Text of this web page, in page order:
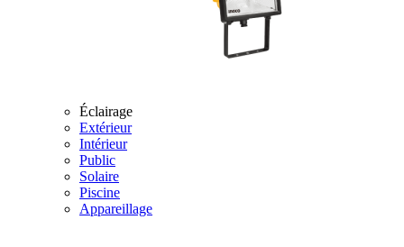
Éclairage
Extérieur
Intérieur
Public
Solaire
Piscine
Appareillage